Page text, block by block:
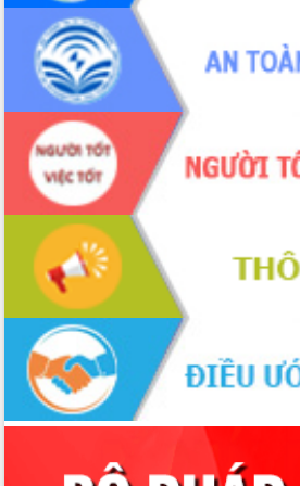
Ngày hội bầu cử đại biểu Quốc hội
khóa XVI và HĐND các cấp nhiệm kỳ
2026-2031
Đảm bảo cuộc bầu cử đại biểu Quốc
hội và đại biểu HĐND các cấp diễn ra
an toàn, hiệu quả, đúng quy định
Thủ tướng Chính phủ Phạm Minh Chính
kiểm tra, chỉ đạo hoàn thành các dự
án cao tốc và thăm khu tái định cư tại
Đắk Lắk
Sôi nổi Hội đua ngựa truyền thống Gò
Thì Thùng mừng Xuân Bính Ngọ 2026
Lãnh đạo tỉnh dâng hương tưởng niệm
tại Đập Đồng Cam đầu Xuân Bính Ngọ
Ngành nông nghiệp phấn đấu tăng
trưởng đạt 5,86% trong năm 2026
UBND tỉnh Đắk Lắk triển khai công tác
quốc phòng, quân sự địa phương năm
2026
Đắk Lắk tập trung toàn lực khắc phục
tồn tại IUU, sẵn sàng làm việc với